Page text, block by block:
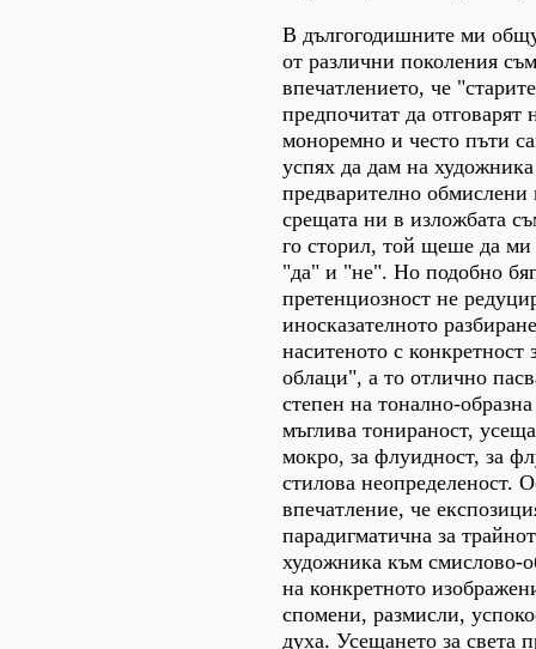
В дългогодишните ми
от различни поколения
впечатлението, че
предпочитат да отговарят
моноремно и често пъти
успях да дам на
предварително обмислени
срещата ни в изложбата
го сторил, той щеше да ми
"да" и "не". Но подобно
претенциозност не
иносказателното
наситеното с конкретност
облаци", а то отлично
степен на тонално-
мъглива тонираност,
мокро, за флуидност, за
стилова неопределеност.
впечатление, че
парадигматична за
художника към смислово-
на конкретното
спомени, размисли,
духа. Усещането за света